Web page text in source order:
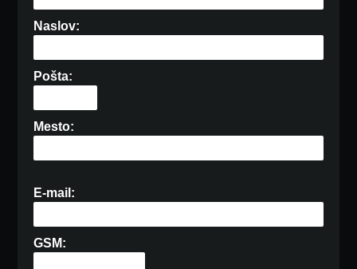
Naslov:
Pošta:
Mesto:
E-mail:
GSM: